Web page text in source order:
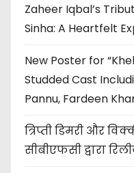
Zaheer Iqbal’s
Sinha: A Heartfelt
New Poster for
Studded Cast
Pannu, Fardeen
त्रिप्ती डिमरी और
सीबीएफसी द्वारा